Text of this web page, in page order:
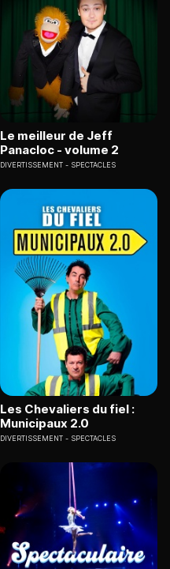
Le meilleur de Jeff
Panacloc - volume 2
DIVERTISSEMENT SPECTACLES
Les Chevaliers du fiel :
Municipaux 2.0
DIVERTISSEMENT SPECTACLES